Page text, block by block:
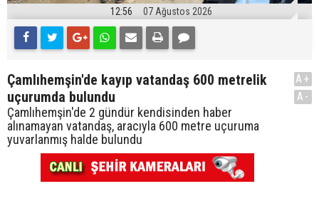
12:56 07 Ağustos 2026
Çamlıhemşin'de kayıp vatandaş 600 metrelik
uçurumda bulundu
Çamlıhemşin'de 2 gündür kendisinden haber
alınamayan vatandaş, aracıyla 600 metre uçuruma
yuvarlanmış halde bulundu
A+
A-